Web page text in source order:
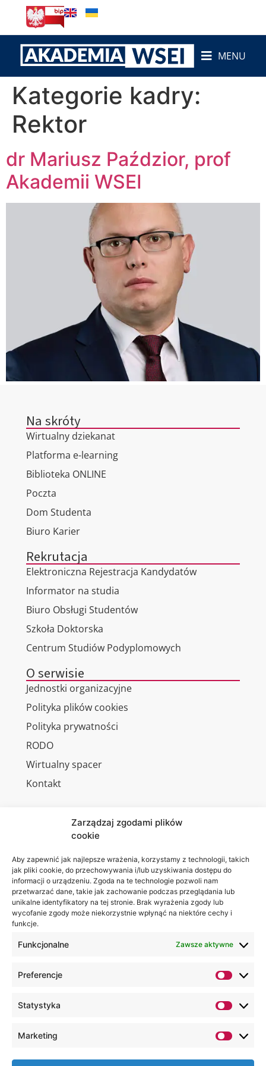
Zarządzaj zgodami plików
cookie
Aby zapewnić jak najlepsze wrażenia, korzystamy z technologii, takich
jak pliki cookie, do przechowywania i/lub uzyskiwania dostępu do
informacji o urządzeniu. Zgoda na te technologie pozwoli nam
przetwarzać dane, takie jak zachowanie podczas przeglądania lub
unikalne identyfikatory na tej stronie. Brak wyrażenia zgody lub
wycofanie zgody może niekorzystnie wpłynąć na niektóre cechy i
funkcje.
Funkcjonalne Zawsze aktywne
Preferencje
Statystyka
Marketing
MENU
Kategorie kadry:
Rektor
dr Mariusz Paździor, prof
Akademii WSEI
Na skróty
Wirtualny dziekanat
Platforma e-learning
Biblioteka ONLINE
Poczta
Dom Studenta
Biuro Karier
Rekrutacja
Elektroniczna Rejestracja Kandydatów
Informator na studia
Biuro Obsługi Studentów
Szkoła Doktorska
Centrum Studiów Podyplomowych
O serwisie
Jednostki organizacyjne
Polityka plików cookies
Polityka prywatności
RODO
Wirtualny spacer
Kontakt
Akademia
WSEI
ul.
Projektowa
4